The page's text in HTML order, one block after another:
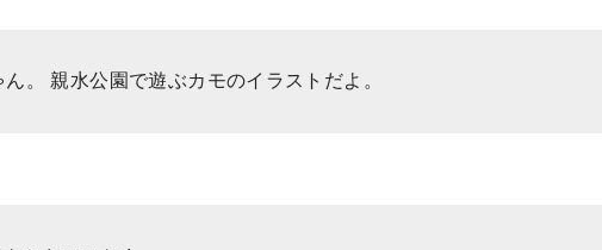
。 親水公園で遊ぶカモのイラストだよ。